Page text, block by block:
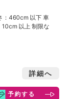
：460cm 以下 車
以上 制限な
詳細へ
予約する